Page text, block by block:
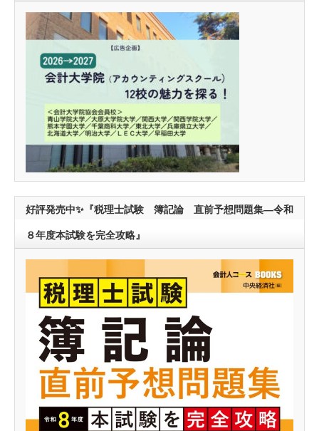
好評発売中✨『税理士試験 簿記論 直前予想問題集―令和
８年度本試験を完全攻略』